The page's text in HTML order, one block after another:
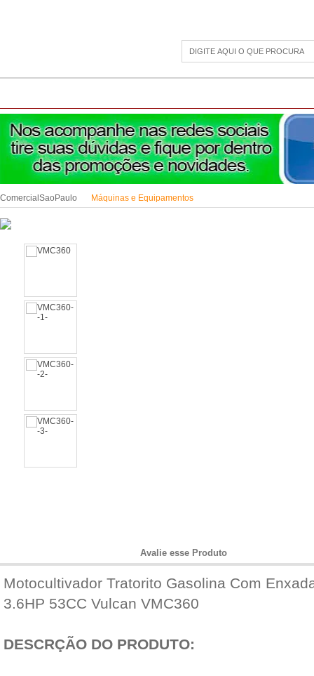
ComercialSaoPaulo Máquinas e Equipamentos
Avalie esse Produto
Motocultivador Tratorito Gasolina Com
3.6HP 53CC Vulcan VMC360
DESCRÇÃO DO PRODUTO: